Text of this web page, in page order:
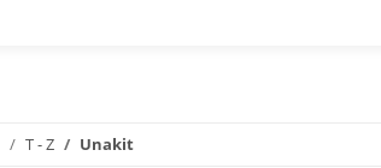
T - Z Unakit